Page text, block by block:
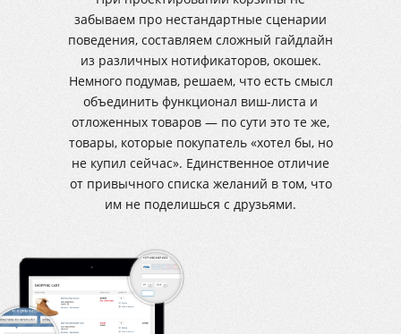
забываем про нестандартные сценарии
поведения, составляем сложный гайдлайн
из различных нотификаторов, окошек.
Немного подумав, решаем, что есть смысл
объединить функционал виш-листа и
отложенных товаров — по сути это те же,
товары, которые покупатель «хотел бы, но
не купил сейчас». Единственное отличие
от привычного списка желаний в том, что
им не поделишься с друзьями.